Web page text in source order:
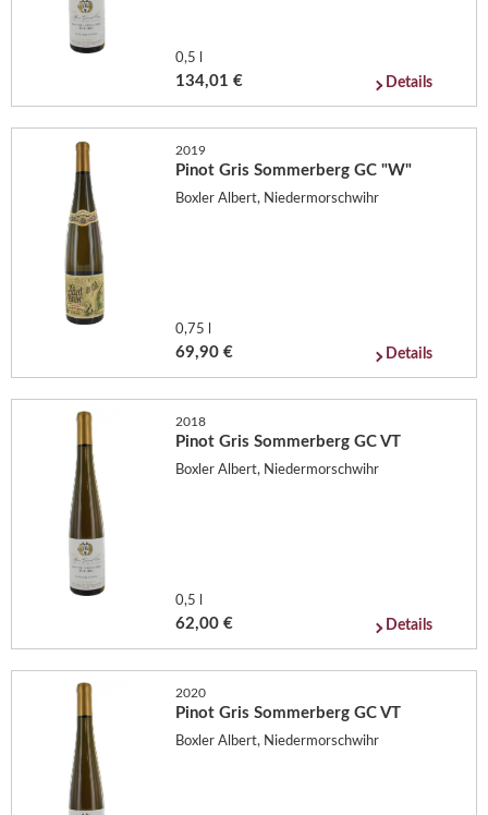
0,5 l
134,01 € Details
2019
Pinot Gris Sommerberg GC "W"
Boxler Albert, Niedermorschwihr
0,75 l
69,90 € Details
2018
Pinot Gris Sommerberg GC VT
Boxler Albert, Niedermorschwihr
0,5 l
62,00 € Details
2020
Pinot Gris Sommerberg GC VT
Boxler Albert, Niedermorschwihr